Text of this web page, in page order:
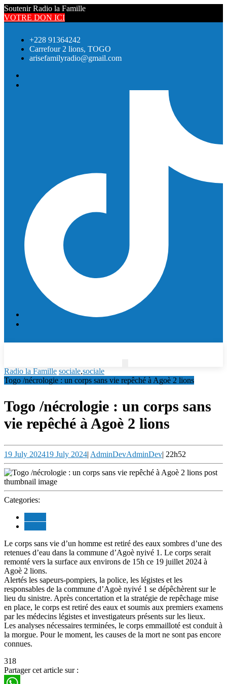
Soutenir Radio la Famille
VOTRE DON ICI
+228 91364242
Carrefour 2 lions, TOGO
arisefamilyradio@gmail.com
Radio la Famille sociale,sociale
Togo /nécrologie : un corps sans vie repêché à Agoè 2 lions
Togo /nécrologie : un corps sans
vie repêché à Agoè 2 lions
19 July 202419 July 2024| AdminDevAdminDev| 22h52
Categories:
Le corps sans vie d’un homme est retiré des eaux sombres d’une des
retenues d’eau dans la commune d’Agoè nyivé 1. Le corps serait
remonté vers la surface aux environs de 15h ce 19 juillet 2024 à
Agoè 2 lions.
Alertés les sapeurs-pompiers, la police, les légistes et les
responsables de la commune d’Agoè nyivé 1 se dépêchèrent sur le
lieu du sinistre. Après concertation et la stratégie de repêchage mise
en place, le corps est retiré des eaux et soumis aux premiers examens
par les médecins légistes et investigateurs présents sur les lieux.
Les analyses nécessaires terminées, le corps emmailloté est conduit à
la morgue. Pour le moment, les causes de la mort ne sont pas encore
connues.
318
Partager cet article sur :